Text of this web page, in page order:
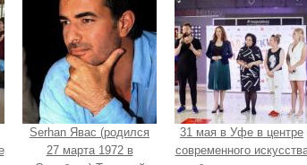
Serhan Явас (родился
27 марта 1972 в
31 мая в Уфе в центре
современного